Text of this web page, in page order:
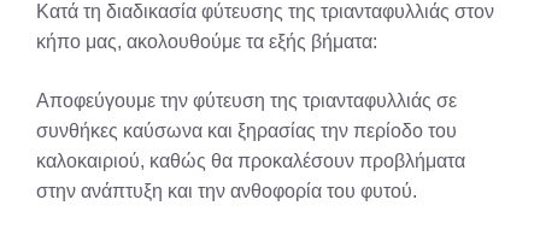
Κατά τη διαδικασία φύτευσης της τριανταφυλλιάς στον
κήπο μας, ακολουθούμε τα εξής βήματα:
Αποφεύγουμε την φύτευση της τριανταφυλλιάς σε
συνθήκες καύσωνα και ξηρασίας την περίοδο του
καλοκαιριού, καθώς θα προκαλέσουν προβλήματα
στην ανάπτυξη και την ανθοφορία του φυτού.